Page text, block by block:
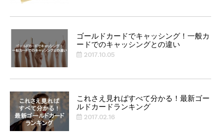
ゴールドカードでキャッシング！一般カ
ードでのキャッシングとの違い
2017.10.05
これさえ見ればすべて分かる！最新ゴー
ルドカードランキング
2017.02.16